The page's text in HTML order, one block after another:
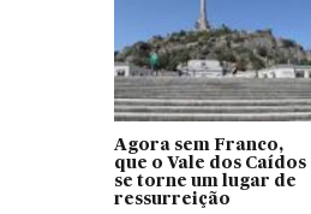
Agora sem Franco,
que o Vale dos Caídos
se torne um lugar de
ressurreição